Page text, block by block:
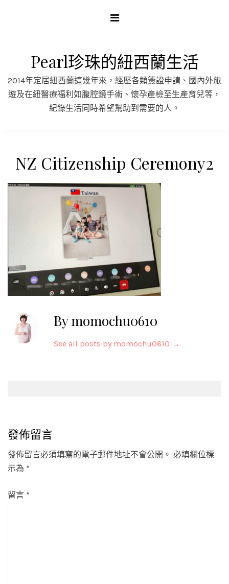
Pearl珍珠的紐西蘭生活
2014年定居紐西蘭這幾年來，經歷各類簽證申請、國內外旅
遊及在紐醫療福利如腹腔鏡手術、懷孕產檢至生產育兒等，
紀錄生活同時希望幫助到需要的人。
NZ Citizenship Ceremony2
By momochu0610
See all posts by momochu0610 →
發佈留言
發佈留言必須填寫的電子郵件地址不會公開。 必填欄位標
示為 *
留言 *